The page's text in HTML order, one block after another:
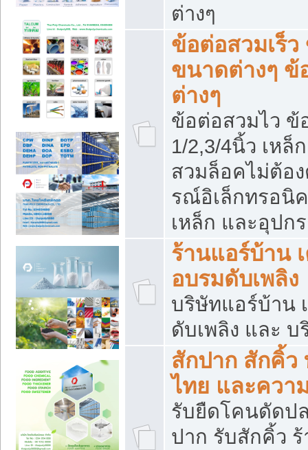
ต่างๆ
ข้อต่อสวมเร็
ขนาดต่างๆ ข้
ต่างๆ
ข้อต่อสวมไว ข้
1/2,3/4นิ้ว เหล็
สวมล็อคไม่ต้อ
รณ์อิเล็กทรอนิ
เหล็ก และอุปก
ร้านแอร์บ้าน
อบรมดับเพลิง
บริษัทแอร์บ้าน
ดับเพลิง และ
สักปาก สักคิ้
ไทย และควา
รับยืดโคนดัดป
ปาก รับสักคิ้ว